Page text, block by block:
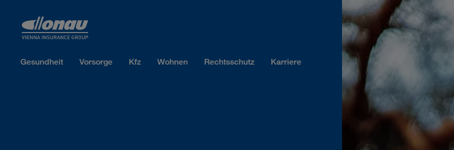
Gesundheit Vorsorge Kfz Wohnen Rechtsschutz Karriere